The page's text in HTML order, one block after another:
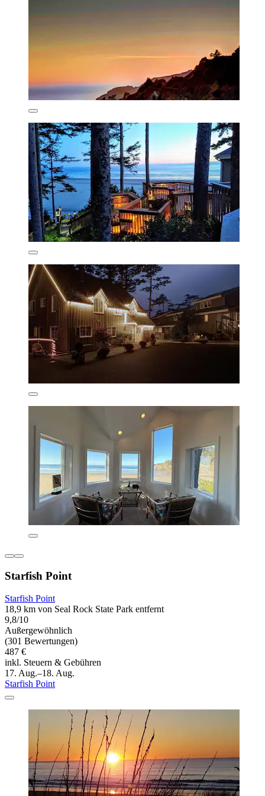
Starfish Point
Starfish Point
18,9 km von Seal Rock State Park entfernt
9,8/10
Außergewöhnlich
(301 Bewertungen)
487 €
inkl. Steuern & Gebühren
17. Aug.–18. Aug.
Starfish Point